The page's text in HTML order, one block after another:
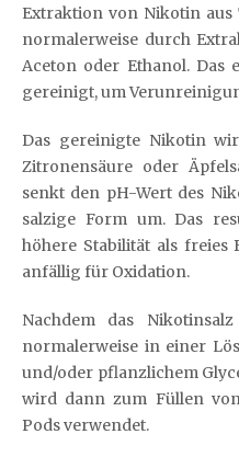
Extraktion von Nikotin aus
normalerweise durch
Aceton oder Ethanol.
gereinigt, um
Das gereinigte Nikotin
Zitronensäure oder
senkt den pH-Wert des
salzige Form um. Das
höhere Stabilität als
anfällig für Oxidation.
Nachdem das
normalerweise in einer
und/oder pflanzlichem
wird dann zum Füllen
Pods verwendet.